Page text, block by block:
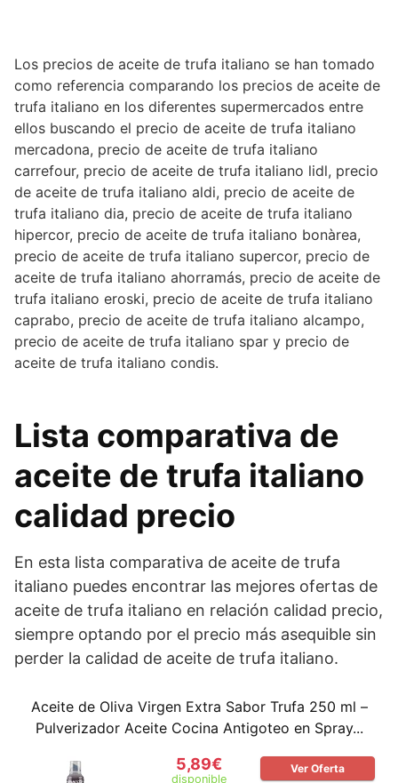
Los precios de aceite de trufa italiano se han tomado
como referencia comparando los precios de aceite de
trufa italiano en los diferentes supermercados entre
ellos buscando el precio de aceite de trufa italiano
mercadona, precio de aceite de trufa italiano
carrefour, precio de aceite de trufa italiano lidl, precio
de aceite de trufa italiano aldi, precio de aceite de
trufa italiano dia, precio de aceite de trufa italiano
hipercor, precio de aceite de trufa italiano bonàrea,
precio de aceite de trufa italiano supercor, precio de
aceite de trufa italiano ahorramás, precio de aceite de
trufa italiano eroski, precio de aceite de trufa italiano
caprabo, precio de aceite de trufa italiano alcampo,
precio de aceite de trufa italiano spar y precio de
aceite de trufa italiano condis.
Lista comparativa de
aceite de trufa italiano
calidad precio
En esta lista comparativa de aceite de trufa
italiano puedes encontrar las mejores ofertas de
aceite de trufa italiano en relación calidad precio,
siempre optando por el precio más asequible sin
perder la calidad de aceite de trufa italiano.
Aceite de Oliva Virgen Extra Sabor Trufa 250 ml –
Pulverizador Aceite Cocina Antigoteo en Spray...
5,89€
disponible
Ver Oferta